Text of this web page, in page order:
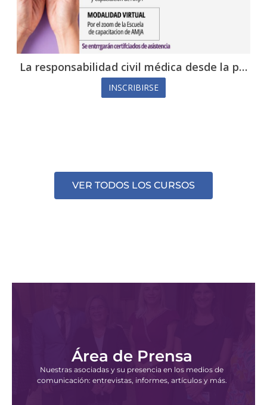
civil médica desde la p… Jornada
VER TODOS LOS CURSOS
Área de Prensa
Nuestras asociadas y su presencia en los medios de
comunicación: entrevistas, informes, artículos y más.